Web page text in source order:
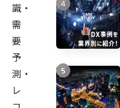
識・
需
要
予
測・
レ